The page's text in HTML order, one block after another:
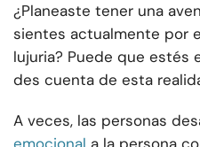
¿Planeaste tener una
sientes actualmente por
lujuria? Puede que estés
des cuenta de esta
A veces, las personas